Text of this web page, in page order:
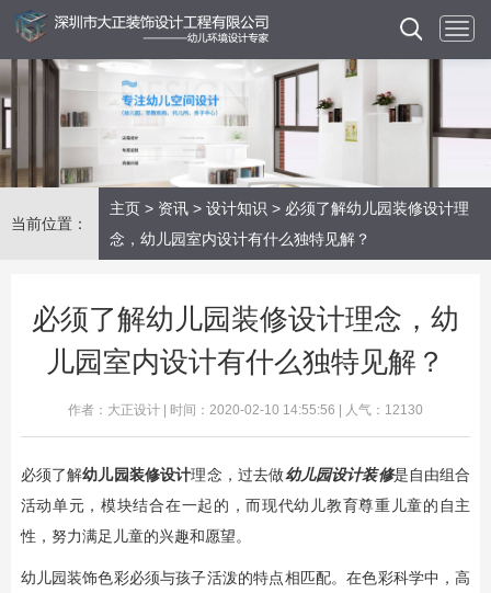
当前位置：
主页 > 资讯 > 设计知识 > 必须了解幼儿园装修设计理
念，幼儿园室内设计有什么独特见解？
必须了解幼儿园装修设计理念，幼
儿园室内设计有什么独特见解？
作者：大正设计 | 时间：2020-02-10 14:55:56 | 人气：12130
必须了解幼儿园装修设计理念，过去做幼儿园设计装修是自由组合
活动单元，模块结合在一起的，而现代幼儿教育尊重儿童的自主
性，努力满足儿童的兴趣和愿望。
幼儿园装饰色彩必须与孩子活泼的特点相匹配。在色彩科学中，高